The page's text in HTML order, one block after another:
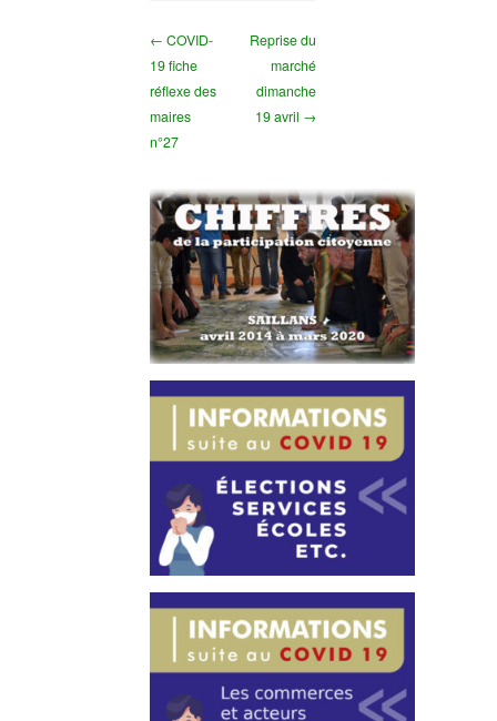
← COVID-
19 fiche
réflexe des
maires
n°27
Reprise du
marché
dimanche
19 avril →